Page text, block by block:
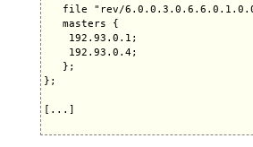
file "rev/
   masters {
    192.93.0.1;
    192.93.0.4;
   };
};
[...]